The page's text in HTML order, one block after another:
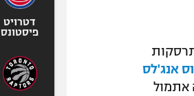
אנג'לס
אתמול
דטרויט
פיסטונס